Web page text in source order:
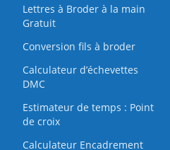
Lettres à Broder à la main
Gratuit
Conversion fils à broder
Calculateur d’échevettes
DMC
Estimateur de temps : Point
de croix
Calculateur Encadrement